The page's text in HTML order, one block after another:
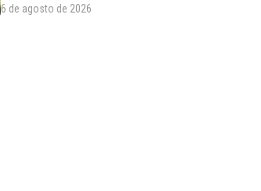
MARVEL
6 de agosto de 2026